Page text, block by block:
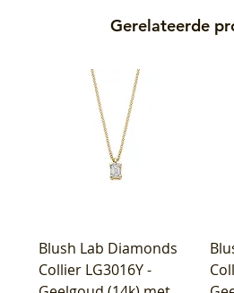
Gerelateerde
Blush Lab Diamonds
Collier LG3016Y -